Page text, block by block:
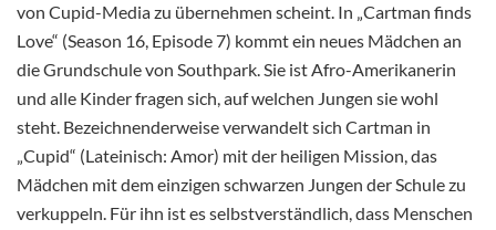
von Cupid-Media zu übernehmen scheint. In „Cartman finds
Love“ (Season 16, Episode 7) kommt ein neues Mädchen an
die Grundschule von Southpark. Sie ist Afro-Amerikanerin
und alle Kinder fragen sich, auf welchen Jungen sie wohl
steht. Bezeichnenderweise verwandelt sich Cartman in
„Cupid“ (Lateinisch: Amor) mit der heiligen Mission, das
Mädchen mit dem einzigen schwarzen Jungen der Schule zu
verkuppeln. Für ihn ist es selbstverständlich, dass Menschen